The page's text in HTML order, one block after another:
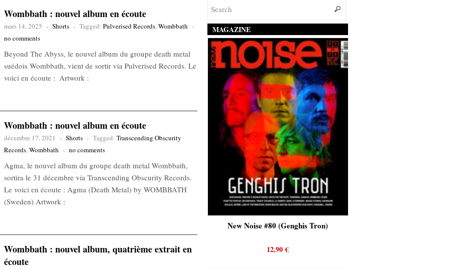
Wombbath : nouvel album en écoute
mars 14, 2025 - Shorts - Tagged: Pulverised Records,Wombbath -
no comments
Beyond The Abyss, le nouvel album du groupe death metal
suédois Wombbath, vient de sortir via Pulverised Records. Le
voici en écoute : Artwork :
Wombbath : nouvel album en écoute
décembre 17, 2021 - Shorts - Tagged: Transcending Obscurity
Records,Wombbath - no comments
Agma, le nouvel album du groupe death metal Wombbath,
sortira le 31 décembre via Transcending Obscurity Records.
Le voici en écoute : Agma (Death Metal) by WOMBBATH
(Sweden) Artwork :
Wombbath : nouvel album, quatrième extrait en
écoute
MAGAZINE
12,90€
New Noise #80 (Genghis Tron)
12,90€